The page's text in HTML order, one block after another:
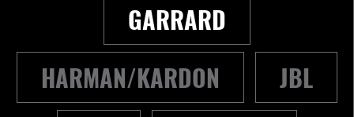
GARRARD
HARMAN/KARDON
JBL